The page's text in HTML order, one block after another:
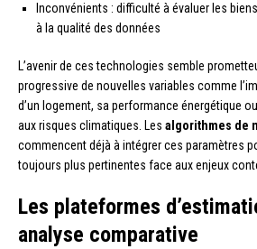
Inconvénients : difficulté à évaluer les
à la qualité des données
L’avenir de ces technologies semble
progressive de nouvelles variables comme
d’un logement, sa performance énergétique
aux risques climatiques. Les algorithmes de
commencent déjà à intégrer ces paramètres
toujours plus pertinentes face aux enjeux
Les plateformes
analyse comparative